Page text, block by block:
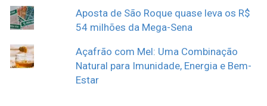
Aposta de São Roque quase leva os R$
54 milhões da Mega-Sena
Açafrão com Mel: Uma Combinação
Natural para Imunidade, Energia e Bem-
Estar